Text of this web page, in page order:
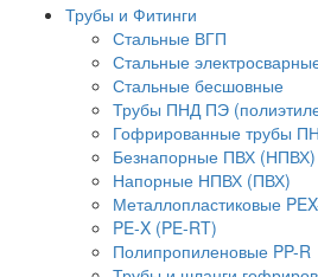
Трубы и Фитинги
Стальные ВГП
Стальные
Стальные бесшовные
Трубы ПНД ПЭ
Гофрированные трубы
Безнапорные ПВХ (НПВХ)
Напорные НПВХ (ПВХ)
Металлопластиковые
PE-X (PE-RT)
Полипропиленовые PP-R